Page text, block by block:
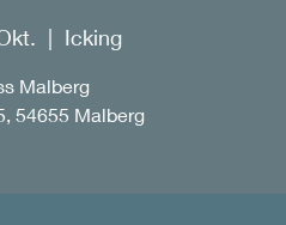
  |
Icking
Malberg
54655 Malberg